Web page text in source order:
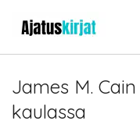
James M.
kaulassa